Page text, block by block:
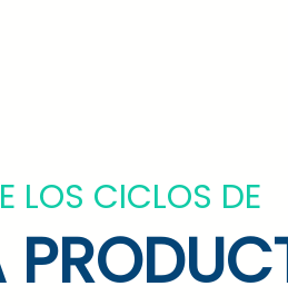
LOS CICLOS DE